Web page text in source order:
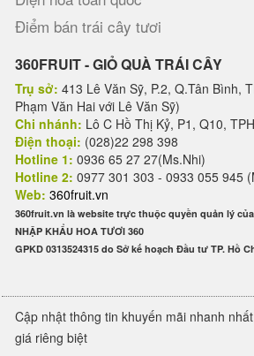
Điểm bán trái cây tươi
360FRUIT - GIỎ QUÀ TRÁI CÂY
Trụ sở: 413 Lê Văn Sỹ, P.2, Q.Tân Bình,
Phạm Văn Hai với Lê Văn Sỹ)
Chi nhánh: Lô C Hồ Thị Kỷ, P1, Q10,
Điện thoại: (028)22 298 398
Hotline 1: 0936 65 27 27(Ms.Nhi)
Hotline 2: 0977 301 303 - 0933 055 945
Web: 360fruit.vn
360fruit.vn là website trực thuộc quyền quản lý của
NHẬP KHẨU HOA TƯƠI 360
GPKD 0313524315 do Sở kế hoạch Đầu tư TP. Hồ
Cập nhật thông tin khuyến mãi nhanh
giá riêng biệt